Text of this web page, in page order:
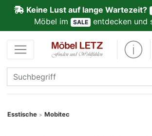
Keine Lust auf lange Wartezeit?
Möbel im SALE entdecken und
Esstische > Mobitec
Kundenmeinungen
Anmelden
PREMIUM
Schnell